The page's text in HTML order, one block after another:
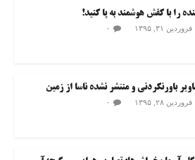
را با کفش هوشمند به پا کنید!
فروردین ۳۱, ۱۳۹۵ ۰
باورنکردنی و منتشر نشده ناسا از زمین
فروردین ۲۸, ۱۳۹۵ ۰